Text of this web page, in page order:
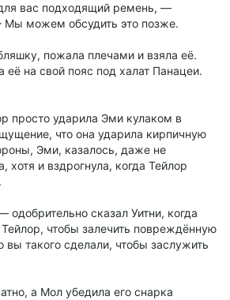
вас подходящий ремень, —
можем обсудить это позже.
пожала плечами и взяла её.
её на свой пояс под халат Панацеи.
просто ударила Эми кулаком в
что она ударила кирпичную
Эми, казалось, даже не
хотя и вздрогнула, когда Тейлор
сказал Уитни, когда
чтобы залечить повреждённую
такого сделали, чтобы заслужить
а Мол убедила его снарка